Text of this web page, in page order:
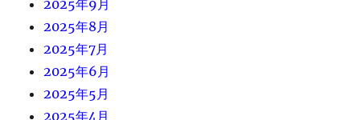
2025年9月
2025年8月
2025年7月
2025年6月
2025年5月
2025年4月